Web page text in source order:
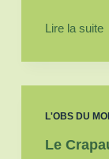
Lire la suite
L'OBS DU
Le